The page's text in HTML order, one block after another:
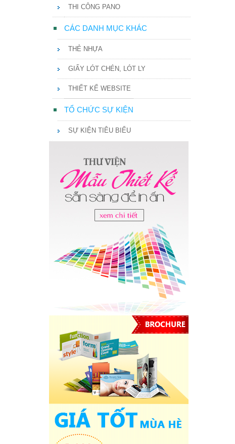
THI CÔNG PANO
CÁC DANH MỤC KHÁC
THẺ NHỰA
GIẤY LÓT CHÉN, LÓT LY
THIẾT KẾ WEBSITE
TỔ CHỨC SỰ KIỆN
SỰ KIỆN TIÊU BIỂU